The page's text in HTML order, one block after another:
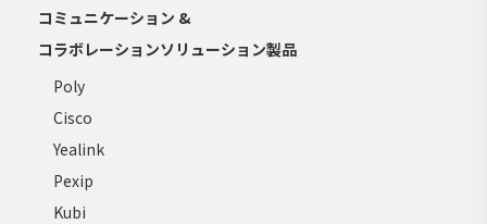
コミュニケーション &
コラボレーションソリューション製品
Poly
Cisco
Yealink
Pexip
Kubi